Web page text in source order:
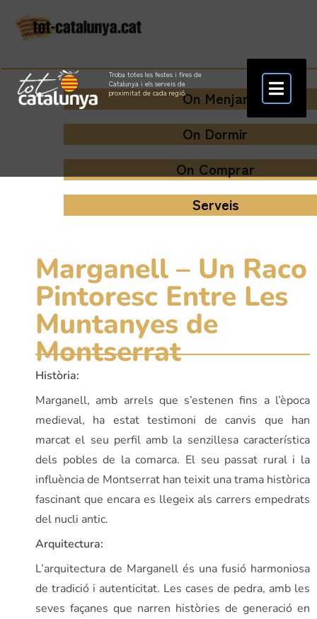
Troba totes les festes i fires de
Catalunya i els serveis de
proximitat de cada regió.On Menjar
On Dormir
On Comprar
Serveis
Marganell – Un Raco
Pintoresc Entre Les
Muntanyes de
Montserrat
Història:
Marganell, amb arrels que s’estenen fins a l’època
medieval, ha estat testimoni de canvis que han
marcat el seu perfil amb la senzillesa característica
dels pobles de la comarca. El seu passat rural i la
influència de Montserrat han teixit una trama històrica
fascinant que encara es llegeix als carrers empedrats
del nucli antic.
Arquitectura:
L’arquitectura de Marganell és una fusió harmoniosa
de tradició i autenticitat. Les cases de pedra, amb les
seves façanes que narren històries de generació en